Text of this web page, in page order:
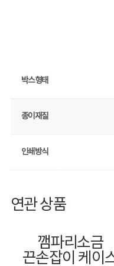
박스형태
종이재질
인쇄방식
연관 상품
깸파리소금
끈손잡이 케이